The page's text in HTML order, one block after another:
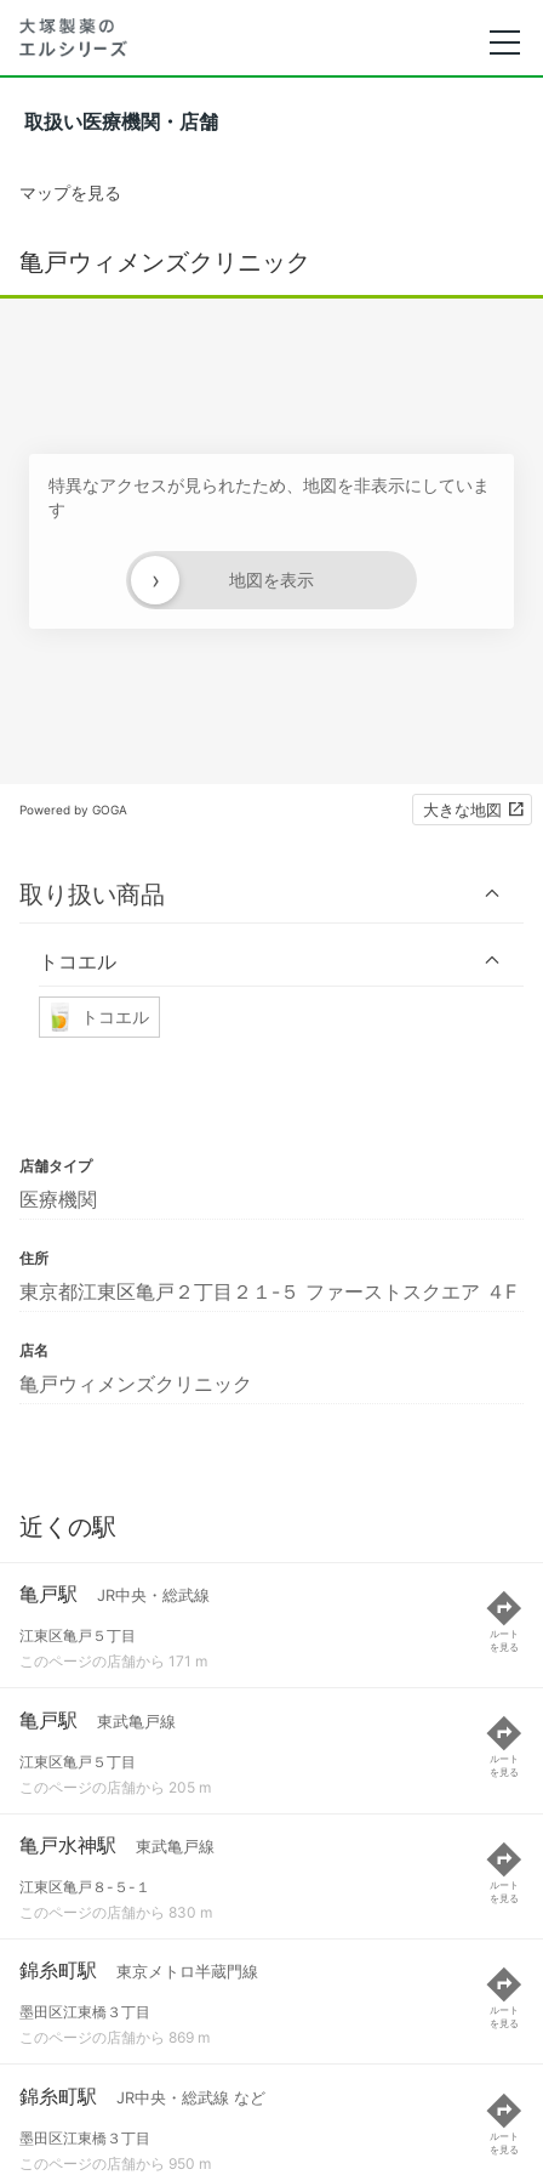
取扱い医療機関・店舗
マップを見る
亀戸ウィメンズクリニック
特異なアクセスが見られたため、地図を非表示にしていま
す
地図を表示
›
Powered by GOGA 大きな地図
取り扱い商品
トコエル
トコエル
店舗タイプ
医療機関
住所
東京都江東区亀戸２丁目２１-５ ファーストスクエア ４F
店名
亀戸ウィメンズクリニック
近くの駅
亀戸駅 JR中央・総武線
江東区亀戸５丁目
このページの店舗から 171 m
ルート
を見る
亀戸駅 東武亀戸線
江東区亀戸５丁目
このページの店舗から 205 m
ルート
を見る
亀戸水神駅 東武亀戸線
江東区亀戸８-５-１
このページの店舗から 830 m
ルート
を見る
錦糸町駅 東京メトロ半蔵門線
墨田区江東橋３丁目
このページの店舗から 869 m
ルート
を見る
錦糸町駅 JR中央・総武線 など
墨田区江東橋３丁目
このページの店舗から 950 m
ルート
を見る